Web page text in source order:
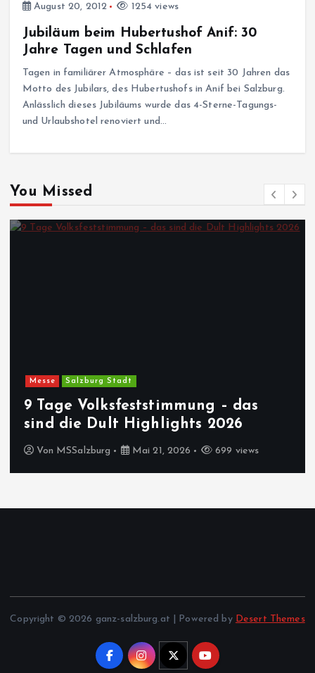
August 20, 2012
1254 views
Jubiläum beim Hubertushof Anif: 30
Jahre Tagen und Schlafen
Tagen in familiärer Atmosphäre – das ist seit 30 Jahren das
Motto des Jubilars, des Hubertushofs in Anif bei Salzburg.
Anlässlich dieses Jubiläums wurde das 4-Sterne-Tagungs-
und Urlaubshotel renoviert und…
You Missed
Messe Salzburg Stadt
9 Tage Volksfeststimmung – das
sind die Dult Highlights 2026
Von MSSalzburg Mai 21, 2026 699 views
Copyright © 2026 ganz-salzburg.at | Powered by Desert Themes